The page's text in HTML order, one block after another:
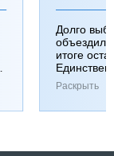
Долго
итоге
Раскрыть